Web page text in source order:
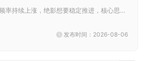
修罗塔层数不断提升时敌人防御、伤害与技能频率持续上涨，绝影想要稳定推进，核心思路是舍弃纯爆发配置，围绕空中机动性、无敌帧...
发布时间：2026-08-06